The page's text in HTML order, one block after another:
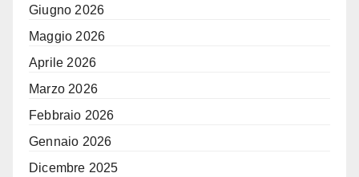
Giugno 2026
Maggio 2026
Aprile 2026
Marzo 2026
Febbraio 2026
Gennaio 2026
Dicembre 2025